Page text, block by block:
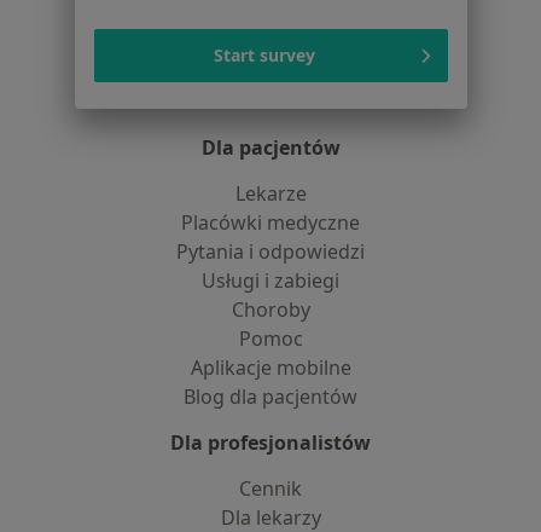
Partnerzy
Centrum prasowe
Dla pacjentów
Lekarze
Placówki medyczne
Pytania i odpowiedzi
Usługi i zabiegi
Choroby
Pomoc
Aplikacje mobilne
Blog dla pacjentów
Dla profesjonalistów
Cennik
Dla lekarzy
Start survey